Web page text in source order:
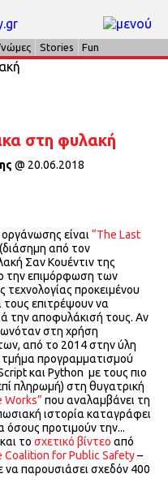
Stories Fun
στη φυλακή
@ 20.06.2018
είναι “The Last
από τον
Σαν Κουέντιν της
την επιμόρφωση των
προκειμένου
επιτρέψουν να
την αποφυλάκισή τους. Αν
στη χρήση
από το 2014 στην ύλη
τμήμα προγραμματισμού
και Python με τους πιο
πληρωμή) στη θυγατρική
Works” που αναλαμβάνει τη
ιστορία καταγράφει
όσους προτιμούν την...
το σχετικό βίντεο από
Coalition for Public Safety–
να παρουσιάσει σχεδόν 400